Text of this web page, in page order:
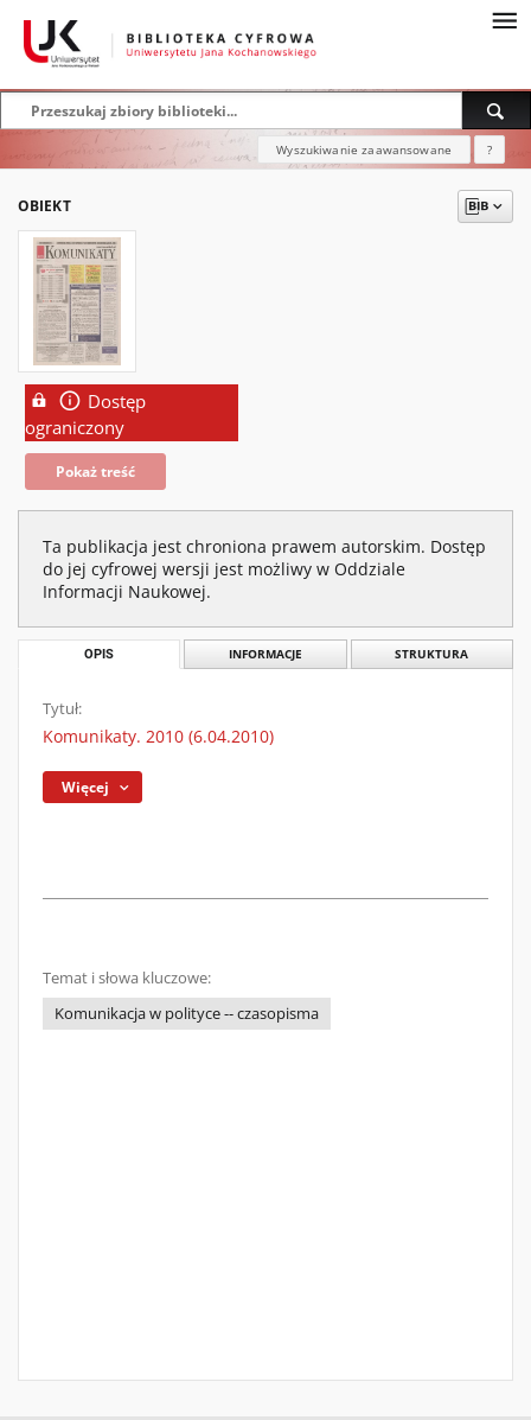
Wyszukiwanie zaawansowane ?
OBIEKT
Dostęp
ograniczony
Pokaż treść
Ta publikacja jest chroniona prawem autorskim. Dostęp
do jej cyfrowej wersji jest możliwy w Oddziale
Informacji Naukowej.
OPIS INFORMACJE STRUKTURA
Tytuł:
Komunikaty. 2010 (6.04.2010)
Więcej
Temat i słowa kluczowe:
Komunikacja w polityce -- czasopisma